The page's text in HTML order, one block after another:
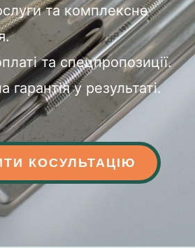
та комплексне
та спецпропозиції.
гарантія у результаті.
КОСУЛЬТАЦІЮ